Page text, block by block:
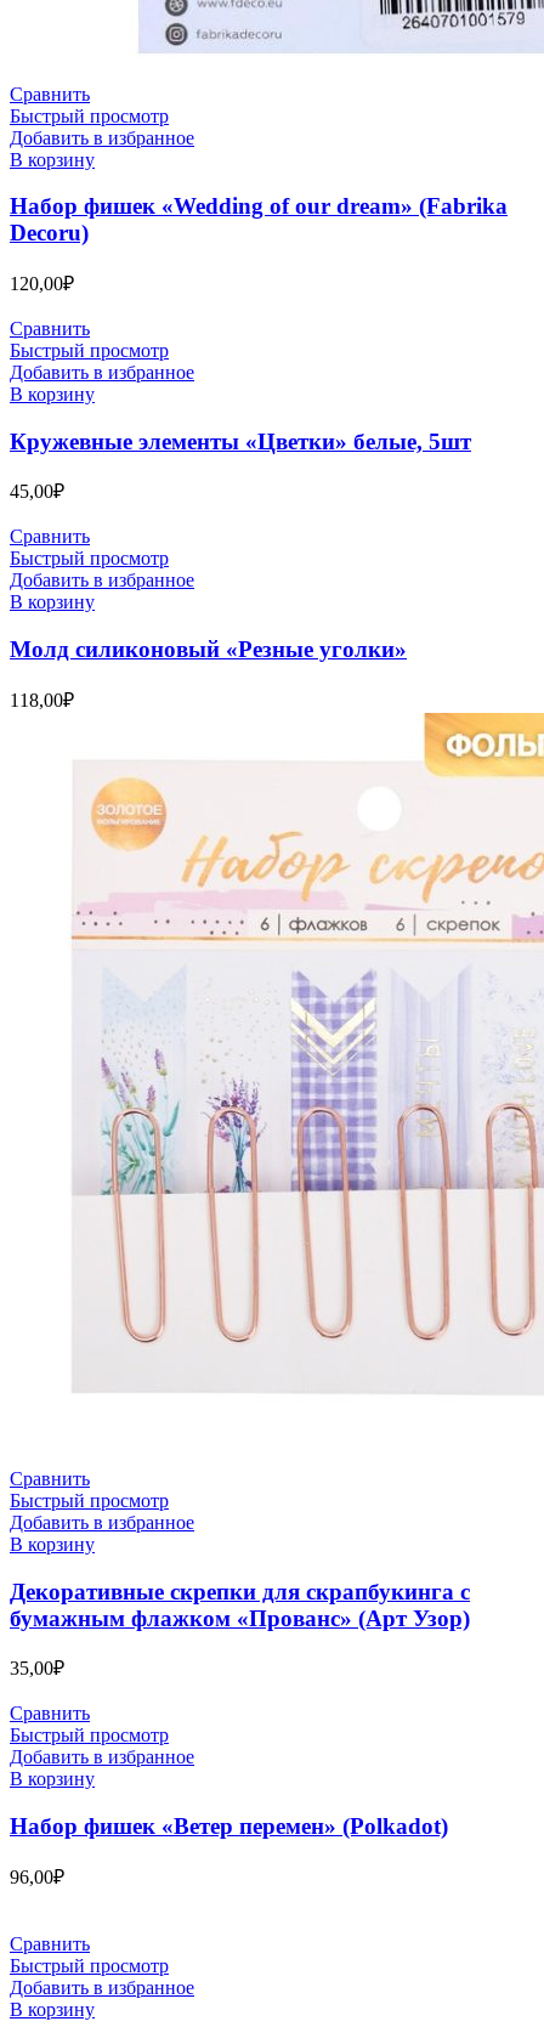
Сравнить
Быстрый просмотр
Добавить в избранное
В корзину
Набор фишек «Wedding of our dream» (Fabrika
Decoru)
120,00₽
Сравнить
Быстрый просмотр
Добавить в избранное
В корзину
Кружевные элементы «Цветки» белые, 5шт
45,00₽
Сравнить
Быстрый просмотр
Добавить в избранное
В корзину
Молд силиконовый «Резные уголки»
118,00₽
Сравнить
Быстрый просмотр
Добавить в избранное
В корзину
Декоративные скрепки для скрапбукинга с
бумажным флажком «Прованс» (Арт Узор)
35,00₽
Сравнить
Быстрый просмотр
Добавить в избранное
В корзину
Набор фишек «Ветер перемен» (Polkadot)
96,00₽
Сравнить
Быстрый просмотр
Добавить в избранное
В корзину